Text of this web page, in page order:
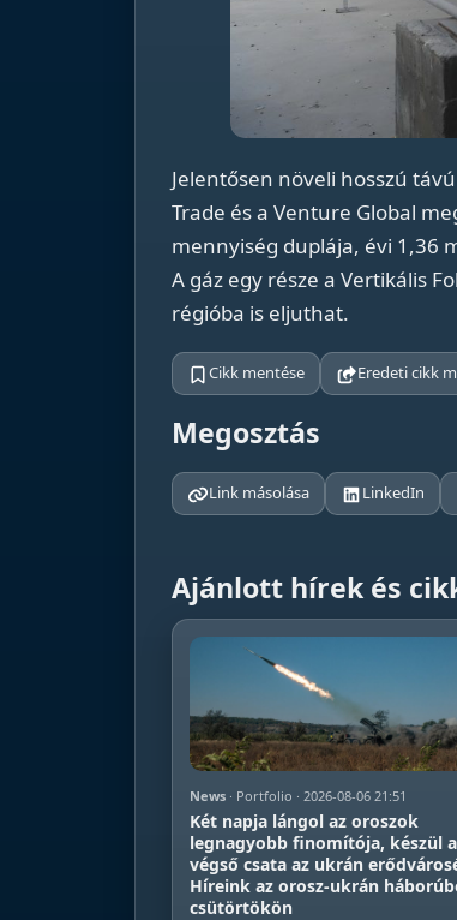
Jelentősen növeli hosszú
Trade és a Venture Global
mennyiség duplája, évi 1,36
A gáz egy része a Vertikális
régióba is eljuthat.
Cikk mentése Eredeti cikk
Megosztás
Link másolása LinkedIn
Ajánlott hírek és
News · Portfolio · 2026-08-06 21:51
Két napja lángol az oroszok
legnagyobb finomítója, készül a
végső csata az ukrán
Híreink az orosz-ukrán
csütörtökön